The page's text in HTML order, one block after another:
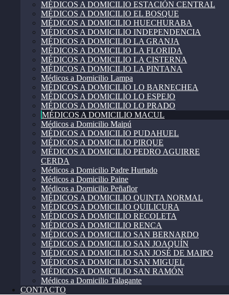
MÉDICOS A DOMICILIO ESTACIÓN CENTRAL
MÉDICOS A DOMICILIO EL BOSQUE
MÉDICOS A DOMICILIO HUECHURABA
MÉDICOS A DOMICILIO INDEPENDENCIA
MÉDICOS A DOMICILIO LA GRANJA
MÉDICOS A DOMICILIO LA FLORIDA
MÉDICOS A DOMICILIO LA CISTERNA
MÉDICOS A DOMICILIO LA PINTANA
Médicos a Domicilio Lampa
MÉDICOS A DOMICILIO LO BARNECHEA
MÉDICOS A DOMICILIO LO ESPEJO
MÉDICOS A DOMICILIO LO PRADO
MÉDICOS A DOMICILIO MACUL
Médicos a Domicilio Maipú
MÉDICOS A DOMICILIO PUDAHUEL
MÉDICOS A DOMICILIO PIRQUE
MÉDICOS A DOMICILIO PEDRO AGUIRRE
CERDA
Médicos a Domicilio Padre Hurtado
Médicos a Domicilio Paine
Médicos a Domicilio Peñaflor
MÉDICOS A DOMICILIO QUINTA NORMAL
MÉDICOS A DOMICILIO QUILICURA
MÉDICOS A DOMICILIO RECOLETA
MÉDICOS A DOMICILIO RENCA
MÉDICOS A DOMICILIO SAN BERNARDO
MÉDICOS A DOMICILIO SAN JOAQUÍN
MÉDICOS A DOMICILIO SAN JOSÉ DE MAIPO
MÉDICOS A DOMICILIO SAN MIGUEL
MÉDICOS A DOMICILIO SAN RAMÓN
Médicos a Domicilio Talagante
CONTACTO